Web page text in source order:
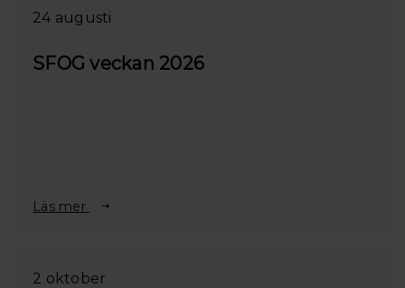
24 augusti
SFOG veckan 2026
Läs mer
2 oktober